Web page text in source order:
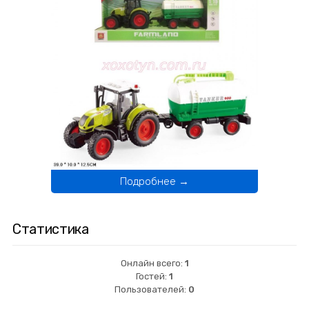
Подробнее →
Статистика
Онлайн всего: 1
Гостей: 1
Пользователей: 0